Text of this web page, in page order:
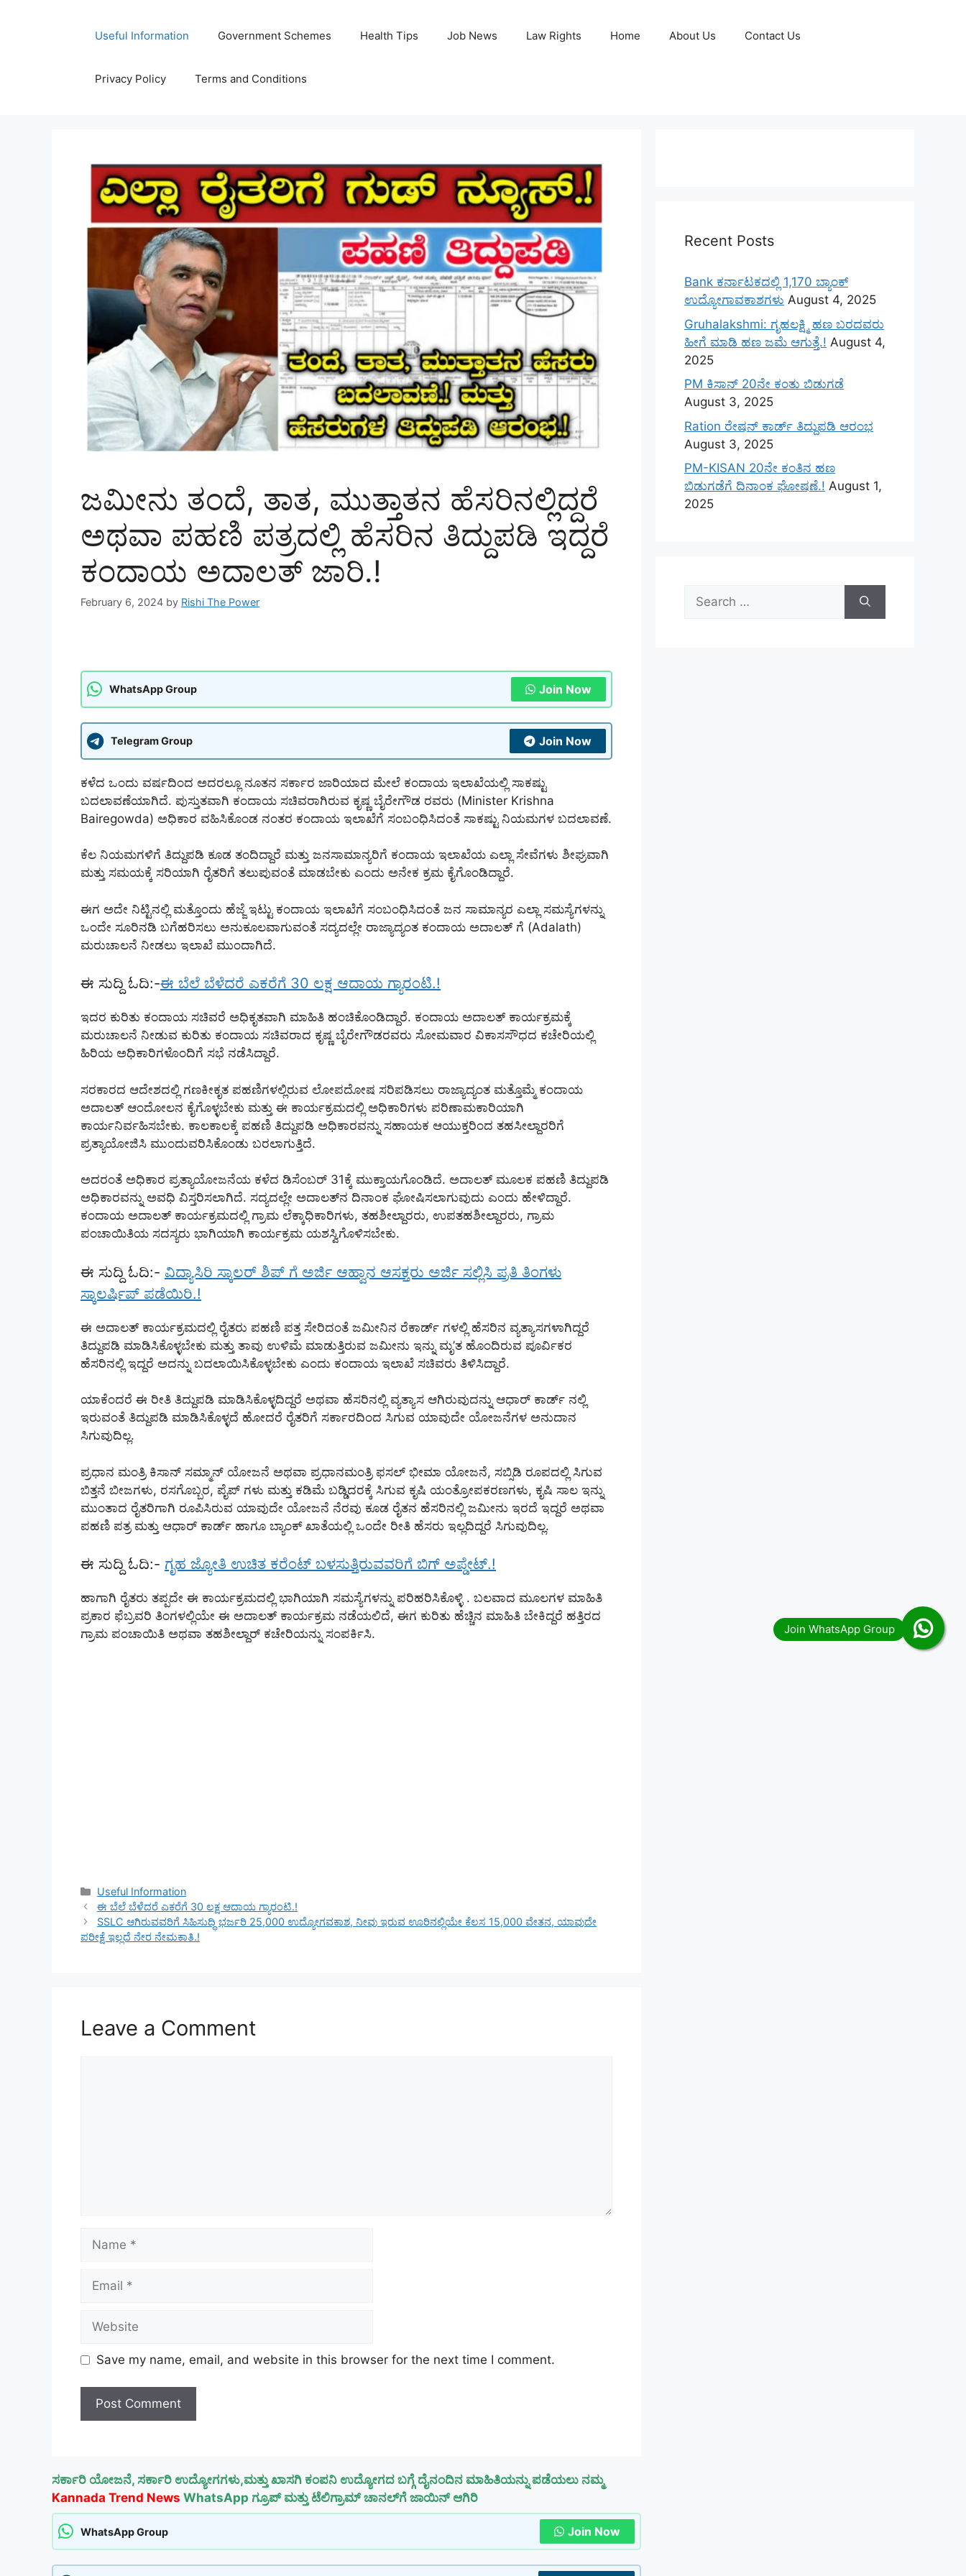
Useful Information Government Schemes Health Tips Job News Law Rights Home About Us Contact Us
Privacy Policy Terms and Conditions
ಜಮೀನು ತಂದೆ, ತಾತ, ಮುತ್ತಾತನ ಹೆಸರಿನಲ್ಲಿದ್ದರೆ
ಅಥವಾ ಪಹಣಿ ಪತ್ರದಲ್ಲಿ ಹೆಸರಿನ ತಿದ್ದುಪಡಿ ಇದ್ದರೆ
ಕಂದಾಯ ಅದಾಲತ್ ಜಾರಿ.!
February 6, 2024 by Rishi The Power
WhatsApp Group Join Now
Telegram Group Join Now
ಕಳೆದ ಒಂದು ವರ್ಷದಿಂದ ಅದರಲ್ಲೂ ನೂತನ ಸರ್ಕಾರ ಜಾರಿಯಾದ ಮೇಲೆ ಕಂದಾಯ ಇಲಾಖೆಯಲ್ಲಿ ಸಾಕಷ್ಟು
ಬದಲಾವಣೆಯಾಗಿದೆ. ಪುಸ್ತುತವಾಗಿ ಕಂದಾಯ ಸಚಿವರಾಗಿರುವ ಕೃಷ್ಣ ಬೈರೇಗೌಡ ರವರು (Minister Krishna
Bairegowda) ಅಧಿಕಾರ ವಹಿಸಿಕೊಂಡ ನಂತರ ಕಂದಾಯ ಇಲಾಖೆಗೆ ಸಂಬಂಧಿಸಿದಂತೆ ಸಾಕಷ್ಟು ನಿಯಮಗಳ ಬದಲಾವಣೆ.
ಕೆಲ ನಿಯಮಗಳಿಗೆ ತಿದ್ದುಪಡಿ ಕೂಡ ತಂದಿದ್ದಾರೆ ಮತ್ತು ಜನಸಾಮಾನ್ಯರಿಗೆ ಕಂದಾಯ ಇಲಾಖೆಯ ಎಲ್ಲಾ ಸೇವೆಗಳು ಶೀಘ್ರವಾಗಿ
ಮತ್ತು ಸಮಯಕ್ಕೆ ಸರಿಯಾಗಿ ರೈತರಿಗೆ ತಲುಪುವಂತೆ ಮಾಡಬೇಕು ಎಂದು ಅನೇಕ ಕ್ರಮ ಕೈಗೊಂಡಿದ್ದಾರೆ.
ಈಗ ಅದೇ ನಿಟ್ಟಿನಲ್ಲಿ ಮತ್ತೊಂದು ಹೆಜ್ಜೆ ಇಟ್ಟು ಕಂದಾಯ ಇಲಾಖೆಗೆ ಸಂಬಂಧಿಸಿದಂತೆ ಜನ ಸಾಮಾನ್ಯರ ಎಲ್ಲಾ ಸಮಸ್ಯೆಗಳನ್ನು
ಒಂದೇ ಸೂರಿನಡಿ ಬಗೆಹರಿಸಲು ಅನುಕೂಲವಾಗುವಂತೆ ಸದ್ಯದಲ್ಲೇ ರಾಜ್ಯಾದ್ಯಂತ ಕಂದಾಯ ಅದಾಲತ್‌ ಗೆ (Adalath)
ಮರುಚಾಲನೆ ನೀಡಲು ಇಲಾಖೆ ಮುಂದಾಗಿದೆ.
ಈ ಸುದ್ದಿ ಓದಿ:-ಈ ಬೆಲೆ ಬೆಳೆದರೆ ಎಕರೆಗೆ 30 ಲಕ್ಷ ಆದಾಯ ಗ್ಯಾರಂಟಿ.!
ಇದರ ಕುರಿತು ಕಂದಾಯ ಸಚಿವರೆ ಅಧಿಕೃತವಾಗಿ ಮಾಹಿತಿ ಹಂಚಿಕೊಂಡಿದ್ದಾರೆ. ಕಂದಾಯ ಅದಾಲತ್‌ ಕಾರ್ಯಕ್ರಮಕ್ಕೆ
ಮರುಚಾಲನೆ ನೀಡುವ ಕುರಿತು ಕಂದಾಯ ಸಚಿವರಾದ ಕೃಷ್ಣ ಬೈರೇಗೌಡರವರು ಸೋಮವಾರ ವಿಕಾಸಸೌಧದ ಕಚೇರಿಯಲ್ಲಿ
ಹಿರಿಯ ಅಧಿಕಾರಿಗಳೊಂದಿಗೆ ಸಭೆ ನಡೆಸಿದ್ದಾರೆ.
ಸರಕಾರದ ಆದೇಶದಲ್ಲಿ ಗಣಕೀಕೃತ ಪಹಣಿಗಳಲ್ಲಿರುವ ಲೋಪದೋಷ ಸರಿಪಡಿಸಲು ರಾಜ್ಯಾದ್ಯಂತ ಮತ್ತೊಮ್ಮೆ ಕಂದಾಯ
ಅದಾಲತ್‌ ಆಂದೋಲನ ಕೈಗೊಳ್ಳಬೇಕು ಮತ್ತು ಈ ಕಾರ್ಯಕ್ರಮದಲ್ಲಿ ಅಧಿಕಾರಿಗಳು ಪರಿಣಾಮಕಾರಿಯಾಗಿ
ಕಾರ್ಯನಿರ್ವಹಿಸಬೇಕು. ಕಾಲಕಾಲಕ್ಕೆ ಪಹಣಿ ತಿದ್ದುಪಡಿ ಅಧಿಕಾರವನ್ನು ಸಹಾಯಕ ಆಯುಕ್ತರಿಂದ ತಹಸೀಲ್ದಾರರಿಗೆ
ಪ್ರತ್ಯಾಯೋಜಿಸಿ ಮುಂದುವರಿಸಿಕೊಂಡು ಬರಲಾಗುತ್ತಿದೆ.
ಅದರಂತೆ ಅಧಿಕಾರ ಪ್ರತ್ಯಾಯೋಜನೆಯ ಕಳೆದ ಡಿಸೆಂಬರ್ 31ಕ್ಕೆ ಮುಕ್ತಾಯಗೊಂಡಿದೆ. ಅದಾಲತ್‌ ಮೂಲಕ ಪಹಣಿ ತಿದ್ದುಪಡಿ
ಅಧಿಕಾರವನ್ನು ಅವಧಿ ವಿಸ್ತರಿಸಲಾಗಿದೆ. ಸದ್ಯದಲ್ಲೇ ಅದಾಲತ್‌ನ ದಿನಾಂಕ ಘೋಷಿಸಲಾಗುವುದು ಎಂದು ಹೇಳಿದ್ದಾರೆ.
ಕಂದಾಯ ಅದಾಲತ್ ಕಾರ್ಯಕ್ರಮದಲ್ಲಿ ಗ್ರಾಮ ಲೆಕ್ಕಾಧಿಕಾರಿಗಳು, ತಹಶೀಲ್ದಾರರು, ಉಪತಹಶೀಲ್ದಾರರು, ಗ್ರಾಮ
ಪಂಚಾಯಿತಿಯ ಸದಸ್ಯರು ಭಾಗಿಯಾಗಿ ಕಾರ್ಯಕ್ರಮ ಯಶಸ್ವಿಗೊಳಿಸಬೇಕು.
ಈ ಸುದ್ದಿ ಓದಿ:- ವಿದ್ಯಾಸಿರಿ ಸ್ಕಾಲರ್ ಶಿಪ್ ಗೆ ಅರ್ಜಿ ಆಹ್ವಾನ ಆಸಕ್ತರು ಅರ್ಜಿ ಸಲ್ಲಿಸಿ ಪ್ರತಿ ತಿಂಗಳು
ಸ್ಕಾಲರ್ಷಿಪ್ ಪಡೆಯಿರಿ.!
ಈ ಅದಾಲತ್ ಕಾರ್ಯಕ್ರಮದಲ್ಲಿ ರೈತರು ಪಹಣಿ ಪತ್ತ ಸೇರಿದಂತೆ ಜಮೀನಿನ ರೆಕಾರ್ಡ್ ಗಳಲ್ಲಿ ಹೆಸರಿನ ವ್ಯತ್ಯಾಸಗಳಾಗಿದ್ದರೆ
ತಿದ್ದುಪಡಿ ಮಾಡಿಸಿಕೊಳ್ಳಬೇಕು ಮತ್ತು ತಾವು ಉಳಿಮೆ ಮಾಡುತ್ತಿರುವ ಜಮೀನು ಇನ್ನು ಮೃ’ತ ಹೊಂದಿರುವ ಪೂರ್ವಿಕರ
ಹೆಸರಿನಲ್ಲಿ ಇದ್ದರೆ ಅದನ್ನು ಬದಲಾಯಿಸಿಕೊಳ್ಳಬೇಕು ಎಂದು ಕಂದಾಯ ಇಲಾಖೆ ಸಚಿವರು ತಿಳಿಸಿದ್ದಾರೆ.
ಯಾಕೆಂದರೆ ಈ ರೀತಿ ತಿದ್ದುಪಡಿ ಮಾಡಿಸಿಕೊಳ್ಳದಿದ್ದರೆ ಅಥವಾ ಹೆಸರಿನಲ್ಲಿ ವ್ಯತ್ಯಾಸ ಆಗಿರುವುದನ್ನು ಆಧಾರ್ ಕಾರ್ಡ್ ನಲ್ಲಿ
ಇರುವಂತೆ ತಿದ್ದುಪಡಿ ಮಾಡಿಸಿಕೊಳ್ಳದೆ ಹೋದರೆ ರೈತರಿಗೆ ಸರ್ಕಾರದಿಂದ ಸಿಗುವ ಯಾವುದೇ ಯೋಜನೆಗಳ ಅನುದಾನ
ಸಿಗುವುದಿಲ್ಲ.
ಪ್ರಧಾನ ಮಂತ್ರಿ ಕಿಸಾನ್ ಸಮ್ಮಾನ್ ಯೋಜನೆ ಅಥವಾ ಪ್ರಧಾನಮಂತ್ರಿ ಫಸಲ್ ಭೀಮಾ ಯೋಜನೆ, ಸಬ್ಸಿಡಿ ರೂಪದಲ್ಲಿ ಸಿಗುವ
ಬಿತ್ತನೆ ಬೀಜಗಳು, ರಸಗೊಬ್ಬರ, ಪೈಪ್ ಗಳು ಮತ್ತು ಕಡಿಮೆ ಬಡ್ಡಿದರಕ್ಕೆ ಸಿಗುವ ಕೃಷಿ ಯಂತ್ರೋಪಕರಣಗಳು, ಕೃಷಿ ಸಾಲ ಇನ್ನು
ಮುಂತಾದ ರೈತರಿಗಾಗಿ ರೂಪಿಸಿರುವ ಯಾವುದೇ ಯೋಜನೆ ನೆರವು ಕೂಡ ರೈತನ ಹೆಸರಿನಲ್ಲಿ ಜಮೀನು ಇರದೆ ಇದ್ದರೆ ಅಥವಾ
ಪಹಣಿ ಪತ್ರ ಮತ್ತು ಆಧಾರ್ ಕಾರ್ಡ್ ಹಾಗೂ ಬ್ಯಾಂಕ್ ಖಾತೆಯಲ್ಲಿ ಒಂದೇ ರೀತಿ ಹೆಸರು ಇಲ್ಲದಿದ್ದರೆ ಸಿಗುವುದಿಲ್ಲ.
ಈ ಸುದ್ದಿ ಓದಿ:- ಗೃಹ ಜ್ಯೋತಿ ಉಚಿತ ಕರೆಂಟ್ ಬಳಸುತ್ತಿರುವವರಿಗೆ ಬಿಗ್ ಅಪ್ಡೇಟ್.!
ಹಾಗಾಗಿ ರೈತರು ತಪ್ಪದೇ ಈ ಕಾರ್ಯಕ್ರಮದಲ್ಲಿ ಭಾಗಿಯಾಗಿ ಸಮಸ್ಯೆಗಳನ್ನು ಪರಿಹರಿಸಿಕೊಳ್ಳಿ . ಬಲವಾದ ಮೂಲಗಳ ಮಾಹಿತಿ
ಪ್ರಕಾರ ಫೆಬ್ರವರಿ ತಿಂಗಳಲ್ಲಿಯೇ ಈ ಅದಾಲತ್ ಕಾರ್ಯಕ್ರಮ ನಡೆಯಲಿದೆ, ಈಗ ಕುರಿತು ಹೆಚ್ಚಿನ ಮಾಹಿತಿ ಬೇಕಿದ್ದರೆ ಹತ್ತಿರದ
ಗ್ರಾಮ ಪಂಚಾಯಿತಿ ಅಥವಾ ತಹಶೀಲ್ದಾರ್ ಕಚೇರಿಯನ್ನು ಸಂಪರ್ಕಿಸಿ.
Categories
Useful Information
ಈ ಬೆಲೆ ಬೆಳೆದರೆ ಎಕರೆಗೆ 30 ಲಕ್ಷ ಆದಾಯ ಗ್ಯಾರಂಟಿ.!
SSLC ಆಗಿರುವವರಿಗೆ ಸಿಹಿಸುದ್ಧಿ ಭರ್ಜರಿ 25,000 ಉದ್ಯೋಗವಕಾಶ, ನೀವು ಇರುವ ಊರಿನಲ್ಲಿಯೇ ಕೆಲಸ 15,000 ವೇತನ, ಯಾವುದೇ
ಪರೀಕ್ಷೆ ಇಲ್ಲದೆ ನೇರ ನೇಮಕಾತಿ.!
Leave a Comment
Save my name, email, and website in this browser for the next time I comment.
ಸರ್ಕಾರಿ ಯೋಜನೆ, ಸರ್ಕಾರಿ ಉದ್ಯೋಗಗಳು,ಮತ್ತು ಖಾಸಗಿ ಕಂಪನಿ ಉದ್ಯೋಗದ ಬಗ್ಗೆ ದೈನಂದಿನ ಮಾಹಿತಿಯನ್ನು ಪಡೆಯಲು ನಮ್ಮ
Kannada Trend News WhatsApp ಗ್ರೂಪ್ ಮತ್ತು ಟೆಲಿಗ್ರಾಮ್ ಚಾನಲ್‌ಗೆ ಜಾಯಿನ್ ಆಗಿರಿ
WhatsApp Group Join Now
Recent Posts
Bank ಕರ್ನಾಟಕದಲ್ಲಿ 1,170 ಬ್ಯಾಂಕ್
ಉದ್ಯೋಗಾವಕಾಶಗಳು August 4, 2025
Gruhalakshmi: ಗೃಹಲಕ್ಷ್ಮಿ ಹಣ ಬರದವರು
ಹೀಗೆ ಮಾಡಿ ಹಣ ಜಮೆ‌ ಆಗುತ್ತೆ.! August 4,
2025
PM ಕಿಸಾನ್ 20ನೇ ಕಂತು ಬಿಡುಗಡೆ
August 3, 2025
Ration ರೇಷನ್ ಕಾರ್ಡ್ ತಿದ್ದುಪಡಿ ಆರಂಭ
August 3, 2025
PM-KISAN 20ನೇ ಕಂತಿನ ಹಣ
ಬಿಡುಗಡೆಗೆ ದಿನಾಂಕ ಘೋಷಣೆ.! August 1,
2025
Search
for: